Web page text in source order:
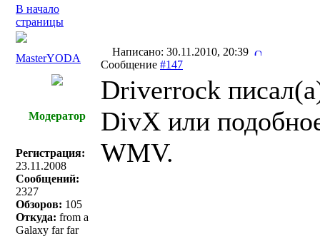
В начало
страницы
MasterYODA
Написано: 30.11.2010, 20:39
Сообщение #147
Модератор
Регистрация:
23.11.2008
Сообщений:
2327
Обзоров: 105
Откуда: from a
Galaxy far far
Driverrock
DivX или
WMV.